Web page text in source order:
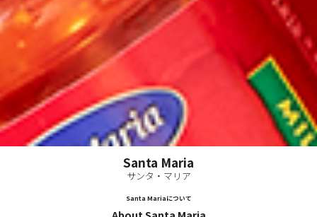
Santa Maria
サンタ・マリア
Santa Mariaについて